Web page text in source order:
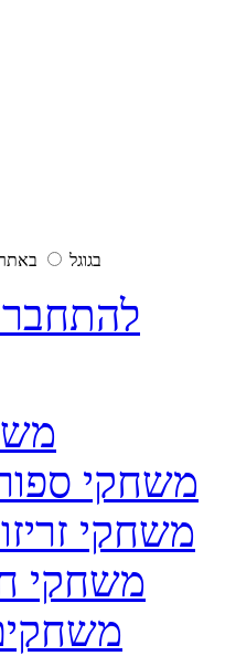
בגוגל
משחקי
משחקי
משחקי